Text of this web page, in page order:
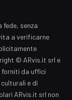
fede, senza
a verificarne
© ARvis.it srl e
da uffici
e di
ARvis.it srl non